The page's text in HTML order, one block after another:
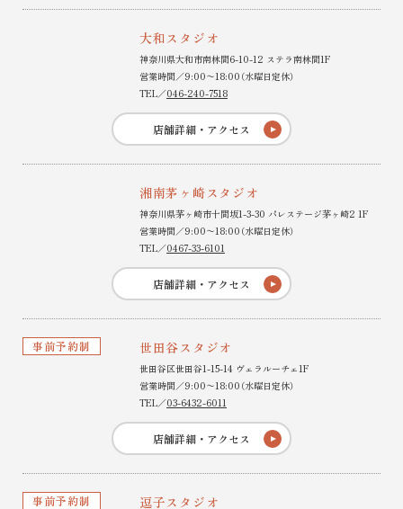
大和スタジオ
神奈川県大和市南林間6-10-12 ステラ南林間1F
営業時間／9:00〜18:00（水曜日定休）
TEL／046-240-7518
店舗詳細・アクセス
湘南茅ヶ崎スタジオ
神奈川県茅ヶ崎市十間坂1-3-30 パレステージ茅ヶ崎2 1F
営業時間／9:00〜18:00（水曜日定休）
TEL／0467-33-6101
店舗詳細・アクセス
事前予約制 世田谷スタジオ
世田谷区世田谷1-15-14 ヴェラルーチェ1F
営業時間／9:00〜18:00（水曜日定休）
TEL／03-6432-6011
店舗詳細・アクセス
事前予約制 逗子スタジオ